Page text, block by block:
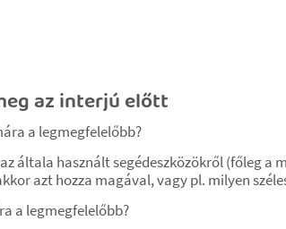
az interjú előtt
a legmegfelelőbb?
általa használt segédeszközökről (főleg
azt hozza magával, vagy pl. milyen
a legmegfelelőbb?